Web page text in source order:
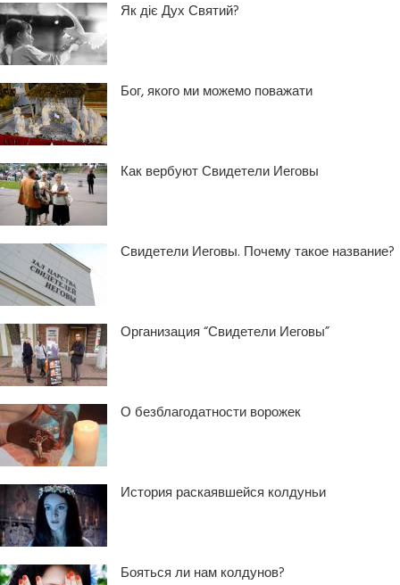
Як діє Дух Святий?
Бог, якого ми можемо поважати
Как вербуют Свидетели Иеговы
Свидетели Иеговы. Почему такое название?
Организация “Свидетели Иеговы”
О безблагодатности ворожек
История раскаявшейся колдуньи
Бояться ли нам колдунов?